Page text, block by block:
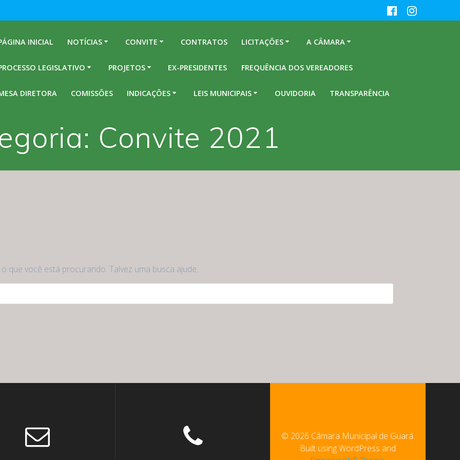
INICIAL NOTÍCIAS CONVITE CONTRATOS LICITAÇÕES A CÂMARA
LEGISLATIVO PROJETOS EX-PRESIDENTES FREQUÊNCIA DOS VEREADORES
DIRETORA COMISSÕES INDICAÇÕES LEIS MUNICIPAIS OUVIDORIA TRANSPARÊNCIA
Convite 2021
que você está procurando. Talvez uma busca ajude.
© 2026 Câmara Municipal de Guará.
Built using WordPress and